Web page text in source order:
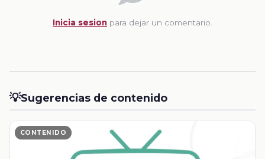
Inicia sesion para dejar un comentario.
💡Sugerencias de contenido
CONTENIDO